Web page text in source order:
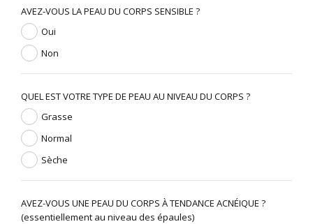
AVEZ-VOUS LA PEAU DU CORPS SENSIBLE ?
Oui
Non
QUEL EST VOTRE TYPE DE PEAU AU NIVEAU DU CORPS ?
Grasse
Normal
Sèche
AVEZ-VOUS UNE PEAU DU CORPS À TENDANCE ACNÉIQUE ?
(essentiellement au niveau des épaules)